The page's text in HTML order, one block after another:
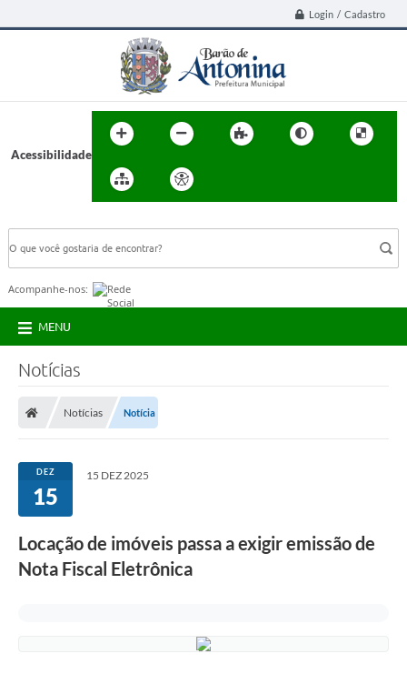
Login / Cadastro
Acessibilidade
Acompanhe-nos:
MENU
Notícias
Notícias Notícia
DEZ
15
15 DEZ 2025
Locação de imóveis passa a exigir emissão de
Nota Fiscal Eletrônica